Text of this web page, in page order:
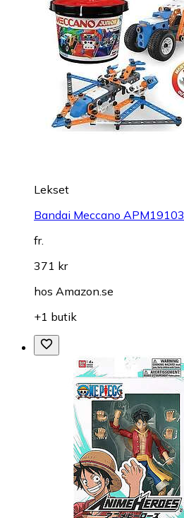
Lekset
Bandai Meccano APM19103
fr.
371 kr
hos Amazon.se
+1 butik